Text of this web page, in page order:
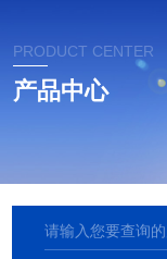
PRODUCT CENTER
产品中心